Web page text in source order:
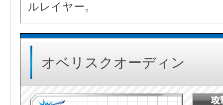
ルレイヤー。
オベリスクオーディン